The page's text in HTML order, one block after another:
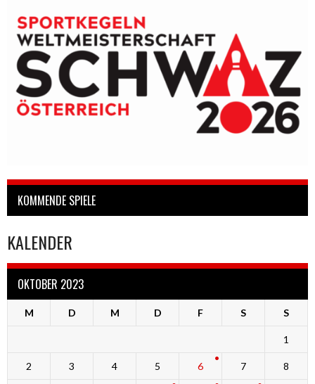
KOMMENDE SPIELE
KALENDER
OKTOBER 2023
M D M D F S S
1
2 3 4 5 6 7 8